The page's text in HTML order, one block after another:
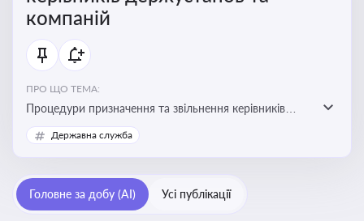
компаній
ПРО ЩО ТЕМА:
Процедури призначення та звільнення керівників
установ та підприємств
Державна служба
Головне за добу (AI) Усі публікації